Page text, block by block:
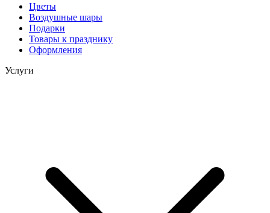
Цветы
Воздушные шары
Подарки
Товары к празднику
Оформления
Услуги